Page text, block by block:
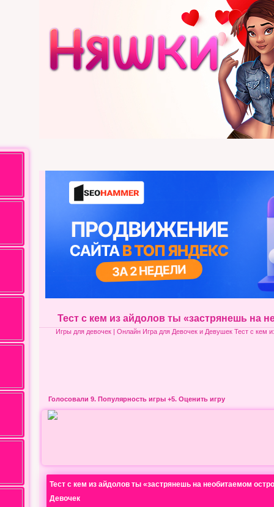
Тест с кем из айдолов ты «застрянешь на
Игры для девочек| Онлайн Игра для Девочек и Девушек Тест с кем
Голосовали 9. Популярность игры +5. Оценить игру
Тест с кем из айдолов ты «застрянешь на необитаемом
Девочек